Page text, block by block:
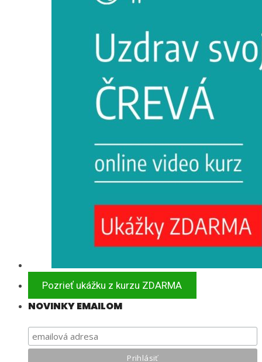
Pozrieť ukážku z kurzu ZDARMA
NOVINKY EMAILOM